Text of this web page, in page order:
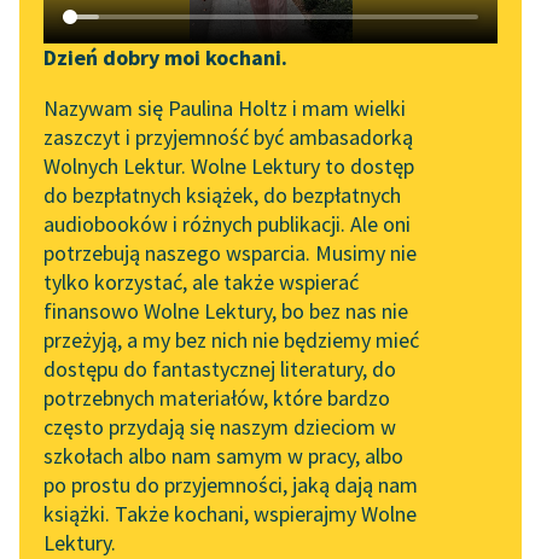
Katalog DAISY
Podkasty o książkach
Zgłoś brak utworu
Aktualności
„Prokurator Alicja Horn”
do słuchania
Byliśmy częścią AI Impact
Lab
Zapraszamy na spotkanie
online z tłumaczkami
literatury skandynawskiej
Spotkanie z Katarzyną
Tunkiel w Oslo
102. lata temu zmarł
Joseph Conrad
Narzędzia
Mapa Wolnych Lektur
Leśmianator
Przewodnik dla piszących i
czytających
API
OAI-PMH
Widget Wolnych Lektur
Przypisy
Dzień dobry moi kochani.
Nazywam się Paulina Holtz i mam wielki
zaszczyt i przyjemność być ambasadorką
Wolnych Lektur. Wolne Lektury to dostęp
do bezpłatnych książek, do bezpłatnych
audiobooków i różnych publikacji. Ale oni
potrzebują naszego wsparcia. Musimy nie
tylko korzystać, ale także wspierać
finansowo Wolne Lektury, bo bez nas nie
przeżyją, a my bez nich nie będziemy mieć
dostępu do fantastycznej literatury, do
potrzebnych materiałów, które bardzo
często przydają się naszym dzieciom w
szkołach albo nam samym w pracy, albo
po prostu do przyjemności, jaką dają nam
książki. Także kochani, wspierajmy Wolne
Lektury.
Kornel Makuszyński
głową
— To Jasia zasypało —
odrzekła smutno
Irenka.
— Ależ on się udusi! —
krzyknął ojciec.
— Bardzo możliwe,
jakoś...
Czytaj więcej